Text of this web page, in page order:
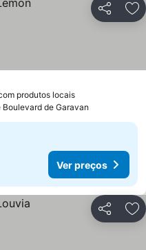
Partilhar
produtos locais
Boulevard de Garavan
Ver preços
Partilhar